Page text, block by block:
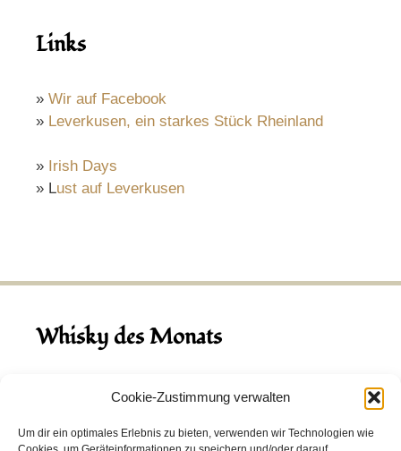
Cookie-Zustimmung verwalten
Um dir ein optimales Erlebnis zu bieten, verwenden wir Technologien wie
Links
» Wir auf Facebook
» Leverkusen, ein starkes Stück Rheinland
» Irish Days
» Lust auf Leverkusen
Whisky des Monats
August 2026
Hinch Double Wood